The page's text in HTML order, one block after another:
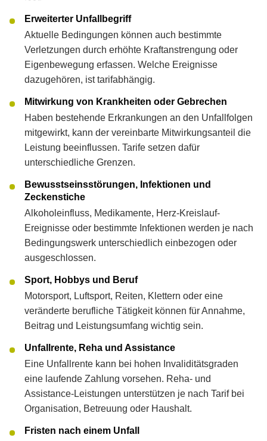
Erweiterter Unfallbegriff
Aktuelle Bedingungen können auch bestimmte
Verletzungen durch erhöhte Kraftanstrengung oder
Eigenbewegung erfassen. Welche Ereignisse
dazugehören, ist tarifabhängig.
Mitwirkung von Krank­hei­ten oder Gebrechen
Haben bestehende Erkrankungen an den Unfallfolgen
mitgewirkt, kann der vereinbarte Mitwirkungsanteil die
Leistung beeinflussen. Tarife setzen dafür
unterschiedliche Grenzen.
Bewusstseinsstörungen, Infektionen und
Zeckenstiche
Alkoholeinfluss, Medikamente, Herz-Kreislauf-
Ereignisse oder bestimmte Infektionen werden je nach
Bedingungswerk unterschiedlich einbezogen oder
ausgeschlossen.
Sport, Hobbys und Beruf
Motorsport, Luftsport, Reiten, Klettern oder eine
veränderte berufliche Tätigkeit können für Annahme,
Beitrag und Leistungsumfang wichtig sein.
Unfallrente, Reha und Assistance
Eine Unfallrente kann bei hohen Invaliditätsgraden
eine laufende Zahlung vorsehen. Reha- und
Assistance-Leistungen unterstützen je nach Tarif bei
Organisation, Betreuung oder Haushalt.
Fristen nach einem Unfall